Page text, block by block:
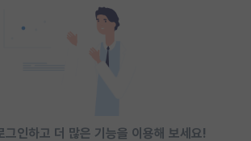
그인하고 더 많은 기능을 이용해 보세요!